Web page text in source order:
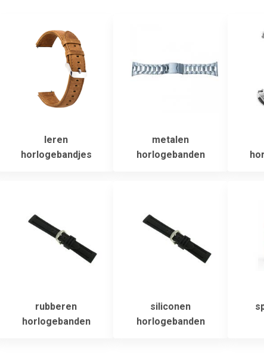
leren
horlogebandjes
metalen
horlogebanden
rubberen
horlogebanden
siliconen
horlogebanden